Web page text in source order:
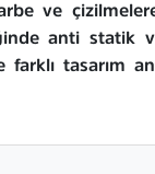
ve
anti statik
tasarım